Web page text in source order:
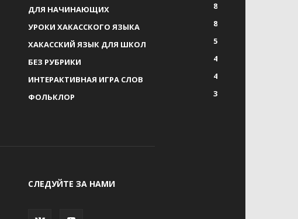
ДЛЯ НАЧИНАЮЩИХ
8
УРОКИ ХАКАССКОГО ЯЗЫКА
8
ХАКАССКИЙ ЯЗЫК ДЛЯ ШКОЛ
5
БЕЗ РУБРИКИ
4
ИНТЕРАКТИВНАЯ ИГРА СЛОВ
4
ФОЛЬКЛОР
3
СЛЕДУЙТЕ ЗА НАМИ